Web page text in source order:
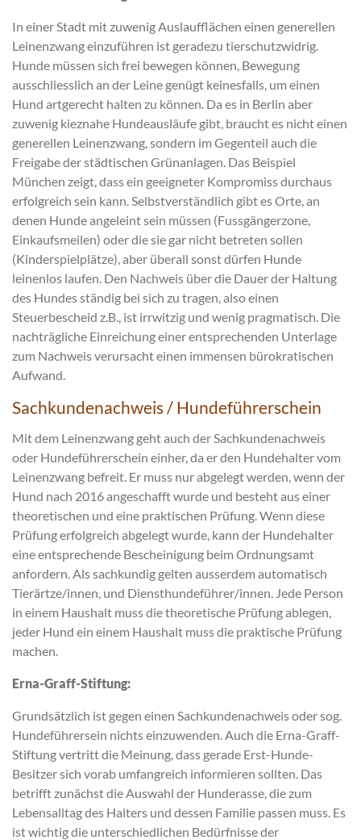
In einer Stadt mit zuwenig Auslaufflächen einen generellen
Leinenzwang einzuführen ist geradezu tierschutzwidrig.
Hunde müssen sich frei bewegen können, Bewegung
ausschliesslich an der Leine genügt keinesfalls, um einen
Hund artgerecht halten zu können. Da es in Berlin aber
zuwenig kieznahe Hundeausläufe gibt, braucht es nicht einen
generellen Leinenzwang, sondern im Gegenteil auch die
Freigabe der städtischen Grünanlagen. Das Beispiel
München zeigt, dass ein geeigneter Kompromiss durchaus
erfolgreich sein kann. Selbstverständlich gibt es Orte, an
denen Hunde angeleint sein müssen (Fussgängerzone,
Einkaufsmeilen) oder die sie gar nicht betreten sollen
(Kinderspielplätze), aber überall sonst dürfen Hunde
leinenlos laufen. Den Nachweis über die Dauer der Haltung
des Hundes ständig bei sich zu tragen, also einen
Steuerbescheid z.B., ist irrwitzig und wenig pragmatisch. Die
nachträgliche Einreichung einer entsprechenden Unterlage
zum Nachweis verursacht einen immensen bürokratischen
Aufwand.
Sachkundenachweis / Hundeführerschein
Mit dem Leinenzwang geht auch der Sachkundenachweis
oder Hundeführerschein einher, da er den Hundehalter vom
Leinenzwang befreit. Er muss nur abgelegt werden, wenn der
Hund nach 2016 angeschafft wurde und besteht aus einer
theoretischen und eine praktischen Prüfung. Wenn diese
Prüfung erfolgreich abgelegt wurde, kann der Hundehalter
eine entsprechende Bescheinigung beim Ordnungsamt
anfordern. Als sachkundig gelten ausserdem automatisch
Tierärtze/innen, und Diensthundeführer/innen. Jede Person
in einem Haushalt muss die theoretische Prüfung ablegen,
jeder Hund ein einem Haushalt muss die praktische Prüfung
machen.
Erna-Graff-Stiftung:
Grundsätzlich ist gegen einen Sachkundenachweis oder sog.
Hundeführersein nichts einzuwenden. Auch die Erna-Graff-
Stiftung vertritt die Meinung, dass gerade Erst-Hunde-
Besitzer sich vorab umfangreich informieren sollten. Das
betrifft zunächst die Auswahl der Hunderasse, die zum
Lebensalltag des Halters und dessen Familie passen muss. Es
ist wichtig die unterschiedlichen Bedürfnisse der